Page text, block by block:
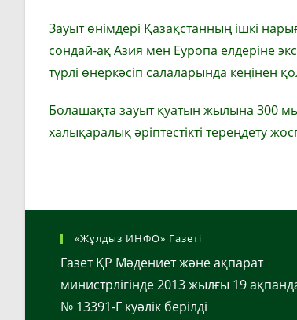
Зауыт өнімдері Қазақстанның ішкі
сондай-ақ Азия мен Еуропа елдеріне
түрлі өнеркәсіп салаларында кеңінен
Болашақта зауыт қуатын жылына 300
халықаралық әріптестікті тереңдету
«Жұлдыз ИНФО» Газеті
Газет ҚР Мәдениет және ақпарат
министрлігінде 2013 жылғы 19
№ 13391-Г куәлік берілді